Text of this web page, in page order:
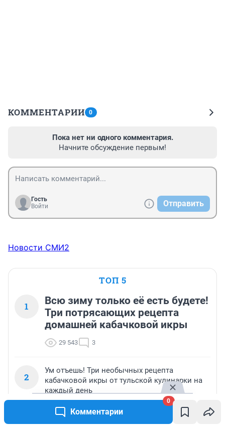
Комментарии
0
КОММЕНТАРИИ 0
Пока нет ни одного комментария.
Начните обсуждение первым!
Гость
Войти
Отправить
Новости СМИ2
ТОП 5
1
Всю зиму только её есть будете!
Три потрясающих рецепта
домашней кабачковой икры
29 543 3
2
Ум отъешь! Три необычных рецепта
кабачковой икры от тульской кулинарки на
каждый день
24 976